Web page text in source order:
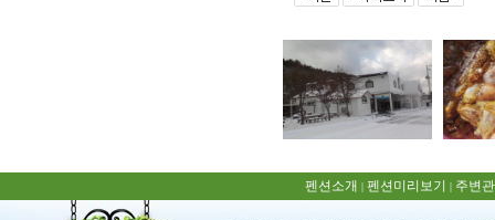
펜션소개 | 펜션미리보기 | 주변